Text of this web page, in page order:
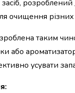
очищення
таким
або
усувати